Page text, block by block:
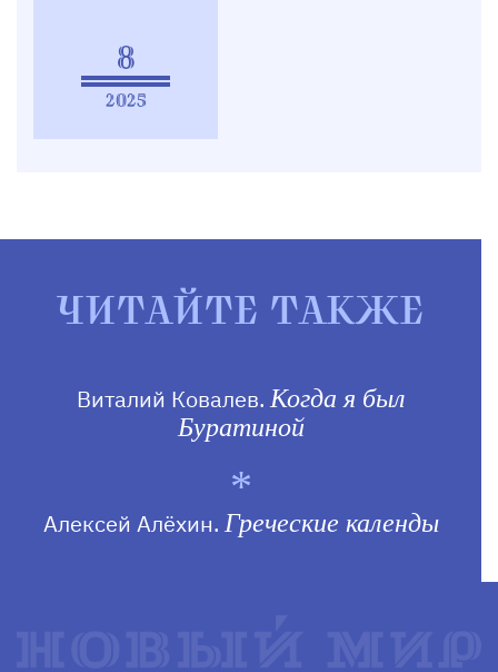
8
2025
ЧИТАЙТЕ ТАКЖЕ
Виталий Ковалев.Когда я был
Буратиной
Алексей Алёхин. Греческие календы